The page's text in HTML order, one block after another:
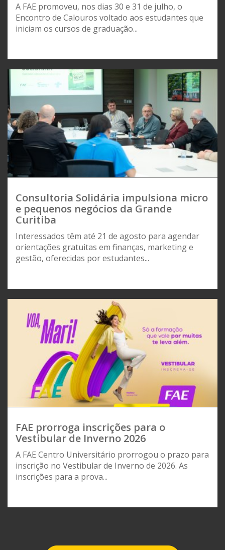
A FAE promoveu, nos dias 30 e 31 de julho, o
Encontro de Calouros voltado aos estudantes que
iniciam os cursos de graduação...
Consultoria Solidária impulsiona micro
e pequenos negócios da Grande
Curitiba
Interessados têm até 21 de agosto para agendar
orientações gratuitas em finanças, marketing e
gestão, oferecidas por estudantes...
FAE prorroga inscrições para o
Vestibular de Inverno 2026
A FAE Centro Universitário prorrogou o prazo para
inscrição no Vestibular de Inverno de 2026. As
inscrições para a prova...